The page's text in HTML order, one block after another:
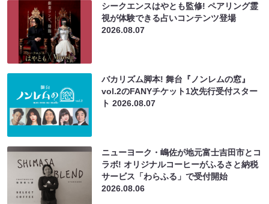
シークエンスはやとも監修! ペアリング霊
視が体験できる占いコンテンツ登場
2026.08.07
バカリズム脚本! 舞台『ノンレムの窓』
vol.2のFANYチケット1次先行受付スター
ト2026.08.07
ニューヨーク・嶋佐が地元富士吉田市とコ
ラボ! オリジナルコーヒーがふるさと納税
サービス「わらふる」で受付開始
2026.08.06